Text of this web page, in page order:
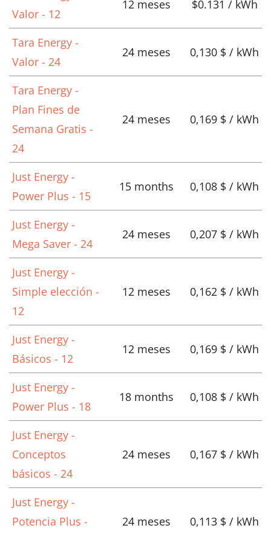
Valor - 12
12 meses $0.131 / kWh
Tara Energy -
Valor - 24
24 meses 0,130 $ / kWh
Tara Energy -
Plan Fines de
Semana Gratis -
24
24 meses 0,169 $ / kWh
Just Energy -
Power Plus - 15
15 months 0,108 $ / kWh
Just Energy -
Mega Saver - 24
24 meses 0,207 $ / kWh
Just Energy -
Simple elección -
12
12 meses 0,162 $ / kWh
Just Energy -
Básicos - 12
12 meses 0,169 $ / kWh
Just Energy -
Power Plus - 18
18 months 0,108 $ / kWh
Just Energy -
Conceptos
básicos - 24
24 meses 0,167 $ / kWh
Just Energy -
Potencia Plus -
24 meses 0,113 $ / kWh